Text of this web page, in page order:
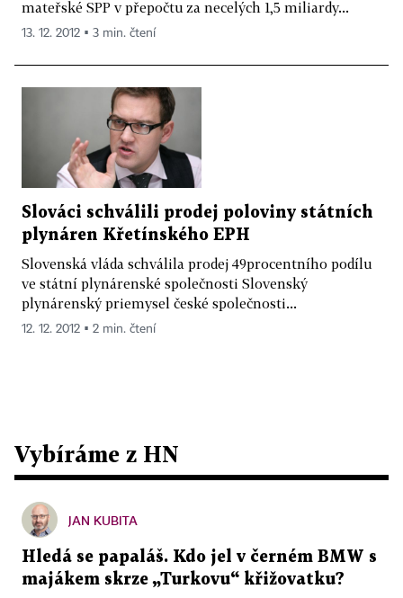
mateřské SPP v přepočtu za necelých 1,5 miliardy...
13. 12. 2012 ▪ 3 min. čtení
Slováci schválili prodej poloviny státních
plynáren Křetínského EPH
Slovenská vláda schválila prodej 49procentního podílu
ve státní plynárenské společnosti Slovenský
plynárenský priemysel české společnosti...
12. 12. 2012 ▪ 2 min. čtení
Vybíráme z HN
JAN KUBITA
Hledá se papaláš. Kdo jel v černém BMW s
majákem skrze „Turkovu“ křižovatku?